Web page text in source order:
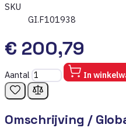
SKU
GI.F101938
€ 200,79
Aantal In
Omschrijving /